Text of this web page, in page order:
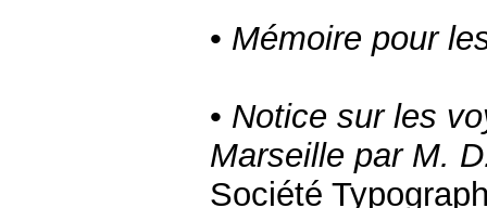
• Mémoire pour
• Notice sur les
Marseille par M.
Société